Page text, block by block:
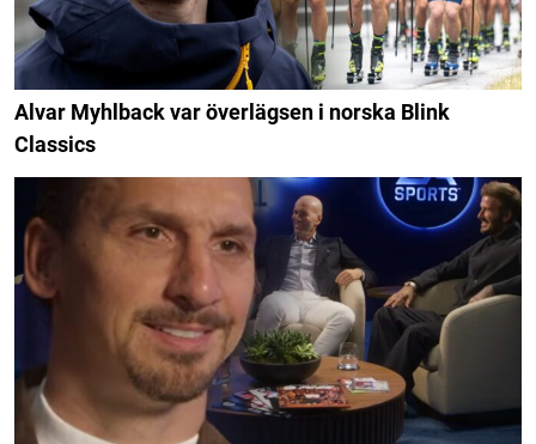
Alvar Myhlback var överlägsen i norska Blink
Classics